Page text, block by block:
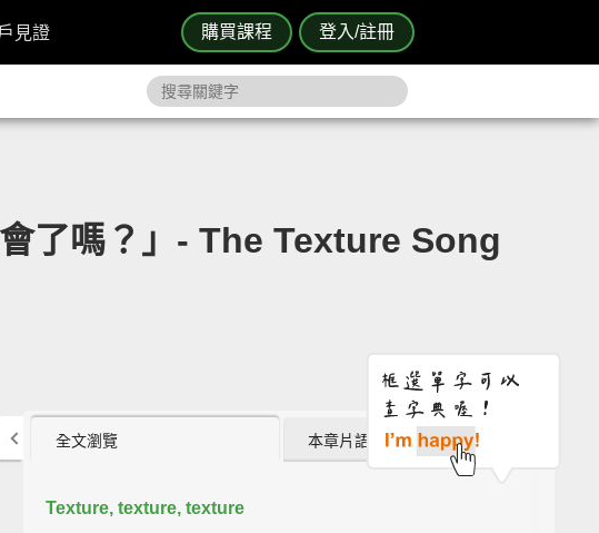
購買課程 登入/註冊
見證
了嗎？」- The Texture Song
全文瀏覽 本章片語 (0)
Texture, texture, texture